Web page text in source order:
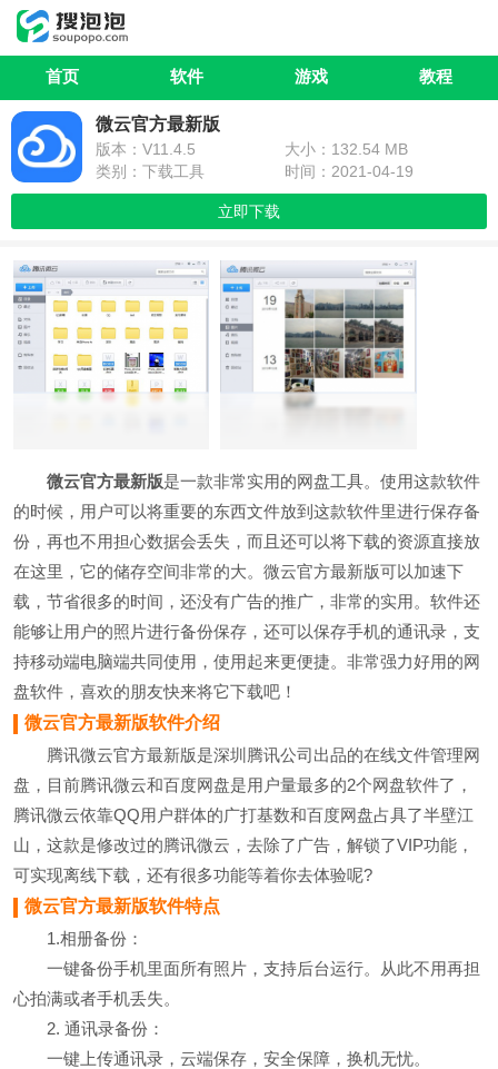
首页 软件 游戏 教程
微云官方最新版
版本：V11.4.5
大小：132.54 MB
类别：下载工具
时间：2021-04-19
立即下载
微云官方最新版是一款非常实用的网盘工具。使用这款软件
的时候，用户可以将重要的东西文件放到这款软件里进行保存备
份，再也不用担心数据会丢失，而且还可以将下载的资源直接放
在这里，它的储存空间非常的大。微云官方最新版可以加速下
载，节省很多的时间，还没有广告的推广，非常的实用。软件还
能够让用户的照片进行备份保存，还可以保存手机的通讯录，支
持移动端电脑端共同使用，使用起来更便捷。非常强力好用的网
盘软件，喜欢的朋友快来将它下载吧！
微云官方最新版软件介绍
腾讯微云官方最新版是深圳腾讯公司出品的在线文件管理网
盘，目前腾讯微云和百度网盘是用户量最多的2个网盘软件了，
腾讯微云依靠QQ用户群体的广打基数和百度网盘占具了半壁江
山，这款是修改过的腾讯微云，去除了广告，解锁了VIP功能，
可实现离线下载，还有很多功能等着你去体验呢?
微云官方最新版软件特点
1.相册备份：
一键备份手机里面所有照片，支持后台运行。从此不用再担
心拍满或者手机丢失。
2. 通讯录备份：
一键上传通讯录，云端保存，安全保障，换机无忧。